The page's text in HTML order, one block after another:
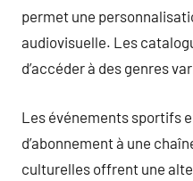
permet une
audiovisuelle. Les
d’accéder à des genres
Les événements sportifs
d’abonnement à une
culturelles offrent une